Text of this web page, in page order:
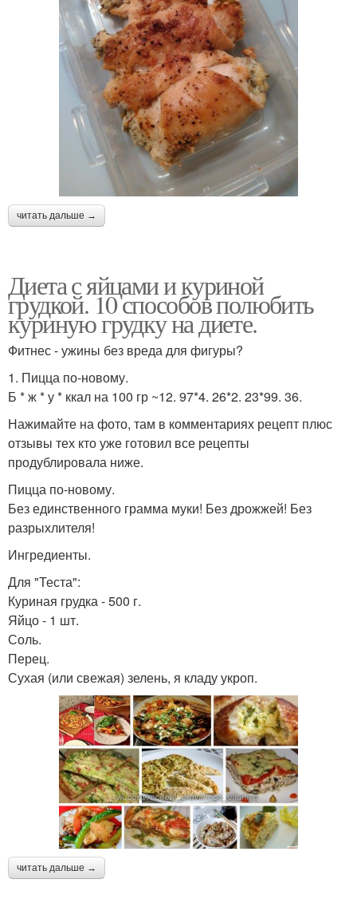
читать дальше →
Диета с яйцами и куриной
грудкой. 10 способов полюбить
куриную грудку на диете.
Фитнес - ужины без вреда для фигуры?
1. Пицца по-новому.
Б * ж * у * ккал на 100 гр ~12. 97*4. 26*2. 23*99. 36.
Нажимайте на фото, там в комментариях рецепт плюс
отзывы тех кто уже готовил все рецепты
продублировала ниже.
Пицца по-новому.
Без единственного грамма муки! Без дрожжей! Без
разрыхлителя!
Ингредиенты.
Для "Теста":
Куриная грудка - 500 г.
Яйцо - 1 шт.
Соль.
Перец.
Сухая (или свежая) зелень, я кладу укроп.
читать дальше →